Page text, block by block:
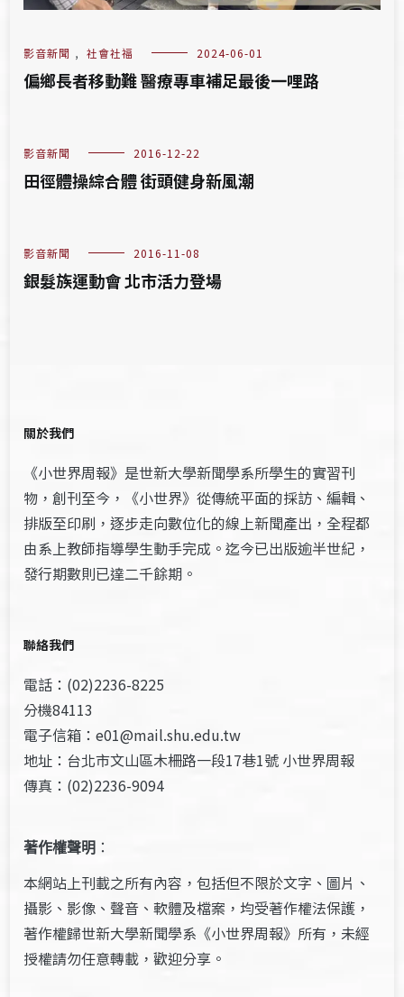
影音新聞 , 社會社福 2024-06-01
偏鄉長者移動難 醫療專車補足最後一哩路
影音新聞 2016-12-22
田徑體操綜合體 街頭健身新風潮
影音新聞 2016-11-08
銀髮族運動會 北市活力登場
關於我們
《小世界周報》是世新大學新聞學系所學生的實習刊
物，創刊至今，《小世界》從傳統平面的採訪、編輯、
排版至印刷，逐步走向數位化的線上新聞產出，全程都
由系上教師指導學生動手完成。迄今已出版逾半世紀，
發行期數則已達二千餘期。
聯絡我們
電話：(02)2236-8225
分機84113
電子信箱：e01@mail.shu.edu.tw
地址：台北市文山區木柵路一段17巷1號 小世界周報
傳真：(02)2236-9094
著作權聲明 ：
本網站上刊載之所有內容，包括但不限於文字、圖片、
攝影、影像、聲音、軟體及檔案，均受著作權法保護，
著作權歸世新大學新聞學系《小世界周報》所有，未經
授權請勿任意轉載，歡迎分享。